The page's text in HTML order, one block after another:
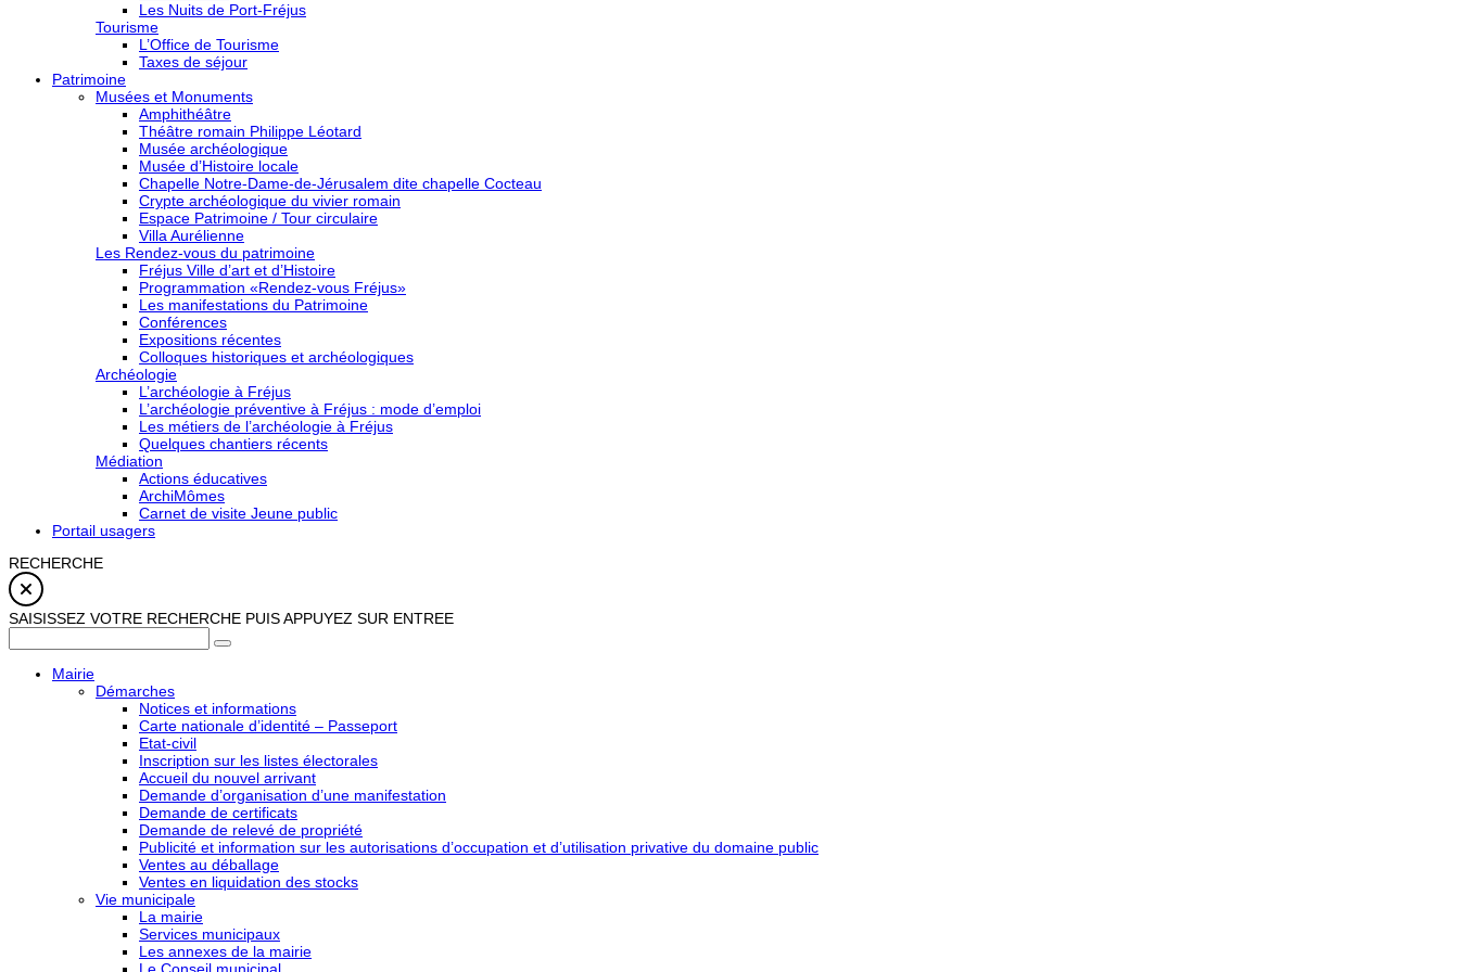
Les Nuits de Port-Fréjus
Tourisme
L’Office de Tourisme
Taxes de séjour
Patrimoine
Musées et Monuments
Amphithéâtre
Théâtre romain Philippe Léotard
Musée archéologique
Musée d’Histoire locale
Chapelle Notre-Dame-de-Jérusalem dite chapelle Cocteau
Crypte archéologique du vivier romain
Espace Patrimoine / Tour circulaire
Villa Aurélienne
Les Rendez-vous du patrimoine
Fréjus Ville d’art et d’Histoire
Programmation «Rendez-vous Fréjus»
Les manifestations du Patrimoine
Conférences
Expositions récentes
Colloques historiques et archéologiques
Archéologie
L’archéologie à Fréjus
L’archéologie préventive à Fréjus : mode d’emploi
Les métiers de l’archéologie à Fréjus
Quelques chantiers récents
Médiation
Actions éducatives
ArchiMômes
Carnet de visite Jeune public
Portail usagers
RECHERCHE
SAISISSEZ VOTRE RECHERCHE PUIS APPUYEZ SUR ENTREE
Mairie
Démarches
Notices et informations
Carte nationale d’identité – Passeport
Etat-civil
Inscription sur les listes électorales
Accueil du nouvel arrivant
Demande d’organisation d’une manifestation
Demande de certificats
Demande de relevé de propriété
Publicité et information sur les autorisations d’occupation et d’utilisation privative du domaine public
Ventes au déballage
Ventes en liquidation des stocks
Vie municipale
La mairie
Services municipaux
Les annexes de la mairie